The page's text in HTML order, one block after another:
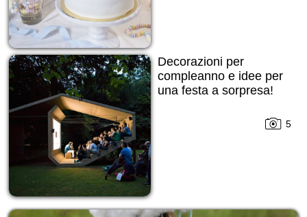
Decorazioni per
compleanno e idee per
una festa a sorpresa!
5